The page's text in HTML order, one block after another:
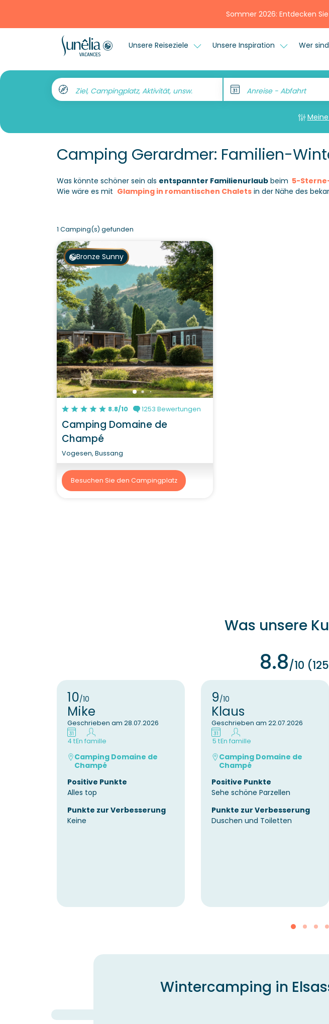
Sommer 2026: Entdecken
Unsere Reiseziele Unsere Inspiration Wer
Ziel, Campingplatz, Aktivität, unsw. Anreise - Abfahrt
Camping Gerardmer: Familien-
Was könnte schöner sein als entspannter Familienurlaubbeim 5-
Wie wäre es mit Glamping in romantischen Chaletsin der Nähe des
1 Camping(s) gefunden
Bronze Sunny
8.8/10 1253 Bewertungen
Camping Domaine de
Champé
Vogesen, Bussang
Besuchen Sie den Campingplatz
Was unsere
8.8/10
10/10
Mike
Geschrieben am 28.07.2026
4 tEn famille
Camping Domaine de
Champé
Positive Punkte
Alles top
Punkte zur Verbesserung
Keine
9/10
Klaus
Geschrieben am 22.07.2026
5 tEn famille
Camping Domaine de
Champé
Positive Punkte
Sehe schöne Parzellen
Punkte zur Verbesserung
Duschen und Toiletten
Wintercamping in